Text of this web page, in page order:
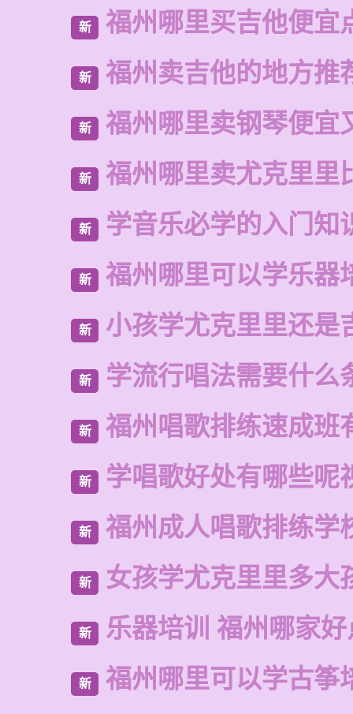
新 福州哪里买吉他便宜
新 福州卖吉他的地方推
新 福州哪里卖钢琴便宜
新 福州哪里卖尤克里里
新 学音乐必学的入门知
新 福州哪里可以学乐器
新 小孩学尤克里里还是
新 学流行唱法需要什么
新 福州唱歌排练速成班
新 学唱歌好处有哪些呢
新 福州成人唱歌排练学
新 女孩学尤克里里多大
新 乐器培训 福州哪家
新 福州哪里可以学古筝